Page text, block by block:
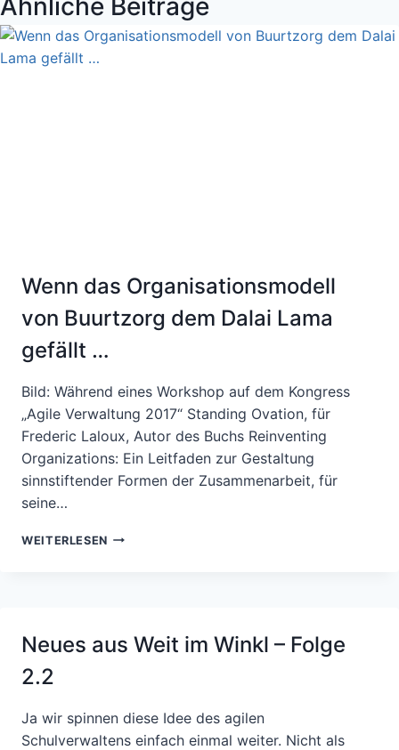
Wenn das Organisationsmodell
von Buurtzorg dem Dalai Lama
gefällt …
Bild: Während eines Workshop auf dem Kongress
„Agile Verwaltung 2017“ Standing Ovation, für
Frederic Laloux, Autor des Buchs Reinventing
Organizations: Ein Leitfaden zur Gestaltung
sinnstiftender Formen der Zusammenarbeit, für
seine…
WEITERLESEN WENN
DALAI
Neues aus Weit im Winkl – Folge
2.2
Ja wir spinnen diese Idee des agilen
Schulverwaltens einfach einmal weiter. Nicht als